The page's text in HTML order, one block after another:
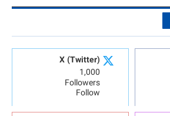
X (Twitter)
1,000
Followers
Follow